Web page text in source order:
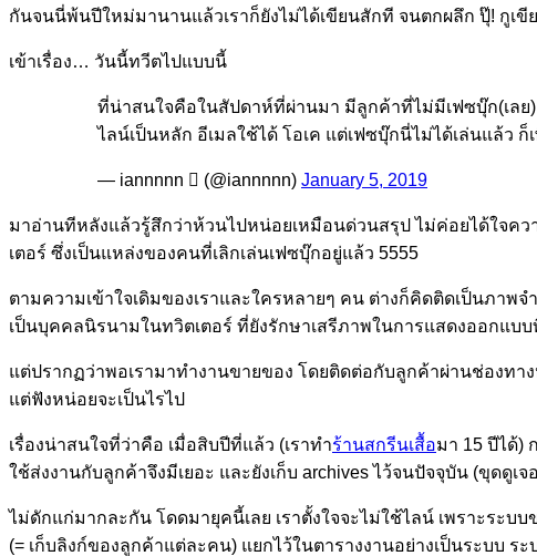
กันจนนี่พ้นปีใหม่มานานแล้วเราก็ยังไม่ได้เขียนสักที จนตกผลึก ปุ๊! กูเ
เข้าเรื่อง… วันนี้ทวีตไปแบบนี้
ที่น่าสนใจคือในสัปดาห์ที่ผ่านมา มีลูกค้าที่ไม่มีเฟซบุ๊ก(เลย
ไลน์เป็นหลัก อีเมลใช้ได้ โอเค แต่เฟซบุ๊กนี่ไม่ได้เล่นแล้ว
— iannnnn  (@iannnnn) January 5, 2019
มาอ่านทีหลังแล้วรู้สึกว่าห้วนไปหน่อยเหมือนด่วนสรุป ไม่ค่อยได้ใจคว
เตอร์ ซึ่งเป็นแหล่งของคนที่เลิกเล่นเฟซบุ๊กอยู่แล้ว 5555
ตามความเข้าใจเดิมของเราและใครหลายๆ คน ต่างก็คิดติดเป็นภา
เป็นบุคคลนิรนามในทวิตเตอร์ ที่ยังรักษาเสรีภาพในการแสดงออกแบ
แต่ปรากฏว่าพอเรามาทำงานขายของ โดยติดต่อกับลูกค้าผ่านช่องท
แต่ฟังหน่อยจะเป็นไรไป
เรื่องน่าสนใจที่ว่าคือ เมื่อสิบปีที่แล้ว (เราทำร้านสกรีนเสื้อมา 15 ปีได้)
ใช้ส่งงานกับลูกค้าจึงมีเยอะ และยังเก็บ archives ไว้จนปัจจุบัน (ขุดดูเ
ไม่ดักแก่มากละกัน โดดมายุคนี้เลย เราตั้งใจจะไม่ใช้ไลน์ เพราะระบ
(= เก็บลิงก์ของลูกค้าแต่ละคน) แยกไว้ในตารางงานอย่างเป็นระบบ ร